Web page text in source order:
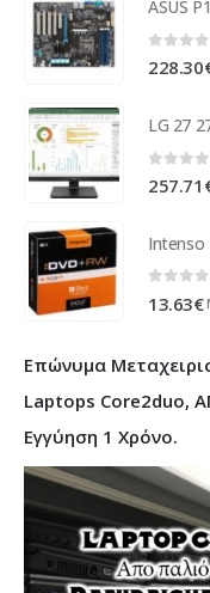
ASUS
0 out of
228.30
257.71
13.63€
Επώνυμα
Laptops Core2duo,
Εγγύηση 1 Χρόνο.